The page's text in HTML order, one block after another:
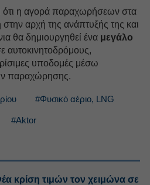
ότι η αγορά παραχωρήσεων στα
στην αρχή της ανάπτυξής της και
θα δημιουργηθεί ένα μεγάλο
αυτοκινητοδρόμους,
υποδομές μέσω
παραχώρησης.
#Φυσικό αέριο, LNG
#Aktor
κρίση τιμών τον χειμώνα σε